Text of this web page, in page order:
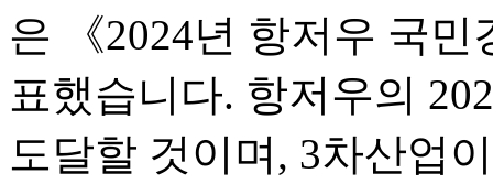
은 《2024년 항저우 국
표했습니다. 항저우의
도달할 것이며, 3차산업